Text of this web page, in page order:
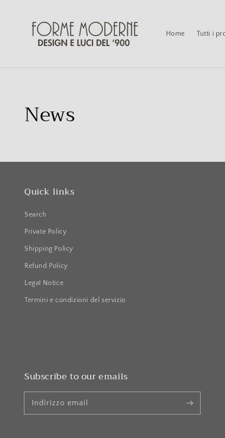
Home Tutti i
News
Quick links
Search
Private Policy
Shipping Policy
Refund Policy
Legal Notice
Termini e condizioni del servizio
Subscribe to our emails
Indirizzo email